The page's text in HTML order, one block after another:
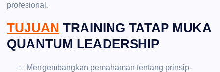
profesional.
TUJUAN TRAINING TATAP MUKA
QUANTUM LEADERSHIP
Mengembangkan pemahaman tentang prinsip-